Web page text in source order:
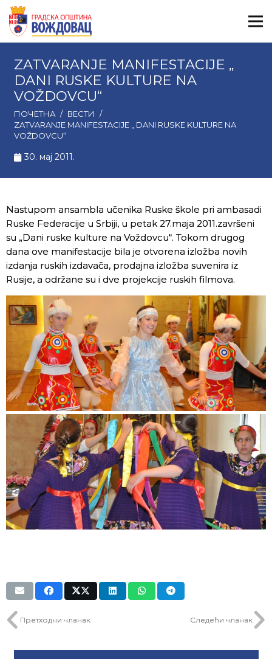
ZATVARANJE MANIFESTACIJE „
DANI RUSKE KULTURE NA
VOŽDOVCU“
ПОЧЕТНА / ВЕСТИ
/
ZATVARANJE MANIFESTACIJE „ DANI RUSKE KULTURE NA
VOŽDOVCU“
30. мај 2011.
Nastupom ansambla učenika Ruske škole pri ambasadi
Ruske Federacije u Srbiji, u petak 27.maja 2011.završeni
su „Dani ruske kulture na Voždovcu“. Tokom drugog
dana ove manifestacije bila je otvorena izložba novih
izdanja ruskih izdavača, prodajna izložba suvenira iz
Rusije, a održane su i dve projekcije ruskih filmova.
Претходни чланак Следећи чланак